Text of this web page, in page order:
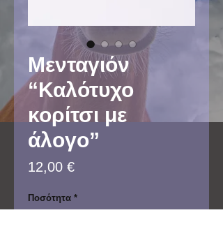
Μενταγιόν
“Καλότυχο
κορίτσι με
άλογο”
12,00 €Τιμή
Ποσότητα *